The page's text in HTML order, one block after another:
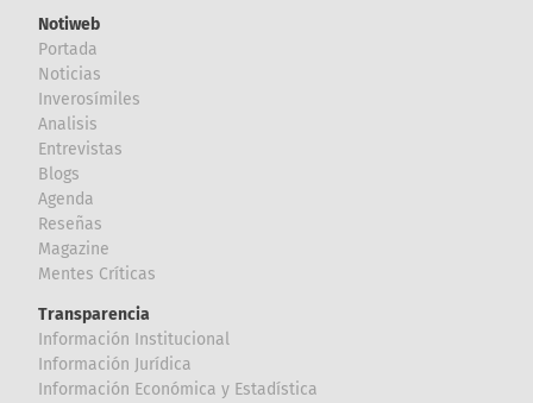
Notiweb
Portada
Noticias
Inverosímiles
Analisis
Entrevistas
Blogs
Agenda
Reseñas
Magazine
Mentes Críticas
Transparencia
Información Institucional
Información Jurídica
Información Económica y Estadística